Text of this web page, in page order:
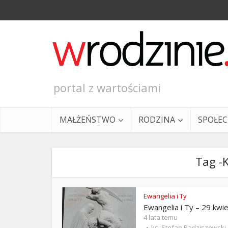
portal z wartościami
MAŁŻEŃSTWO RODZINA
Tag -
Ewangelia i Ty
Ewangelia i Ty – 29
4 lata temu